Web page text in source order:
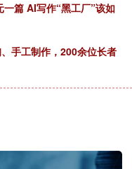
篇 AI写作“黑工厂”该如
手工制作，200余位长者